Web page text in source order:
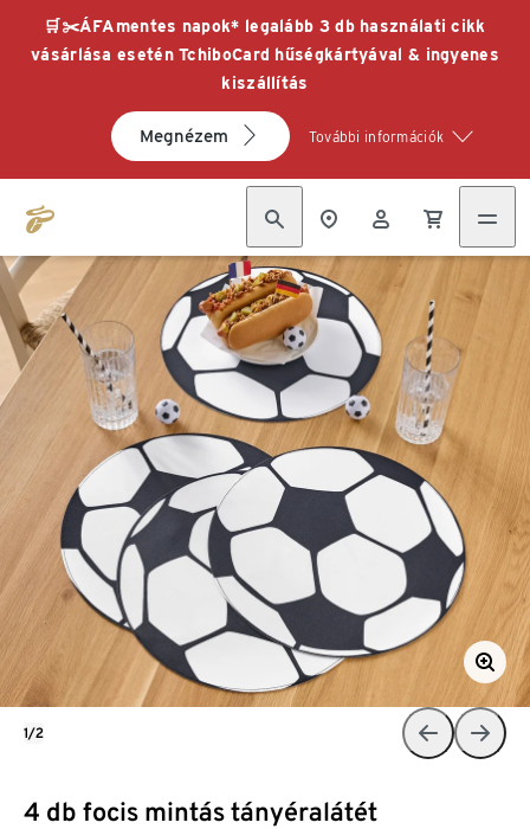
🛒✂️ÁFAmentes napok* legalább 3 db használati cikk
vásárlása esetén TchiboCard hűségkártyával & ingyenes
kiszállítás
Megnézem További információk
4 db focis mintás tányéralátét
1/2